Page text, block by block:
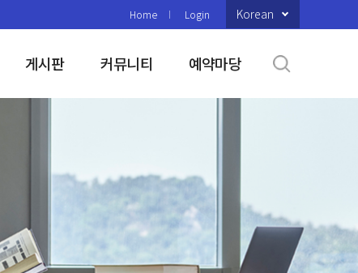
Home Login Korean
게시판 커뮤니티 예약마당